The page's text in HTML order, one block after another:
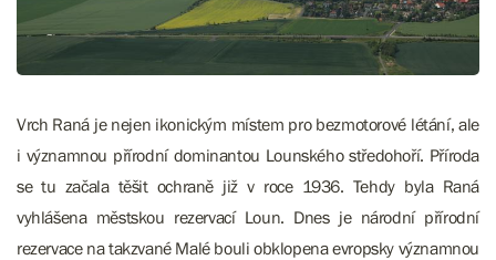
Vrch Raná je nejen ikonickým místem pro bezmotorové létání, ale
i významnou přírodní dominantou Lounského středohoří. Příroda
se tu začala těšit ochraně již v roce 1936. Tehdy byla Raná
vyhlášena městskou rezervací Loun. Dnes je národní přírodní
rezervace na takzvané Malé bouli obklopena evropsky významnou